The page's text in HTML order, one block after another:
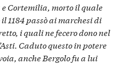
e Cortemilia, morto il quale
1184 passò ai marchesi di
, i quali ne fecero dono nel
Caduto questo in potere
anche Bergolo fu a lui